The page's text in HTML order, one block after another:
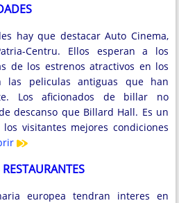
hay que destacar Auto Cinema,
Centru. Ellos esperan a los
de los estrenos atractivos en los
las peliculas antiguas que han
Los aficionados de billar no
descanso que Billard Hall. Es un
visitantes mejores condiciones
europea tendran interes en